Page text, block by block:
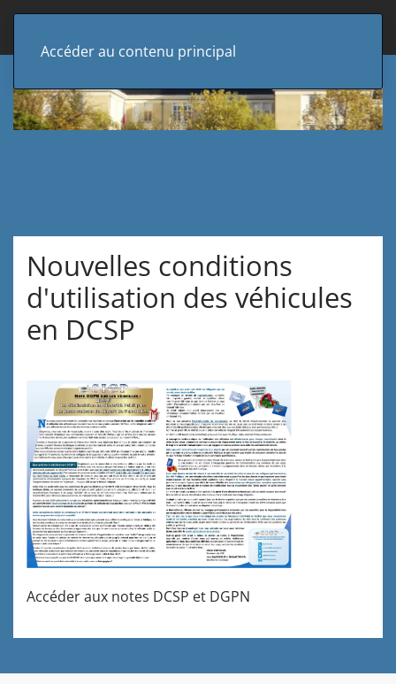
Accéder au contenu principal
Nouvelles conditions
d'utilisation des véhicules
en DCSP
Accéder aux notes DCSP et DGPN